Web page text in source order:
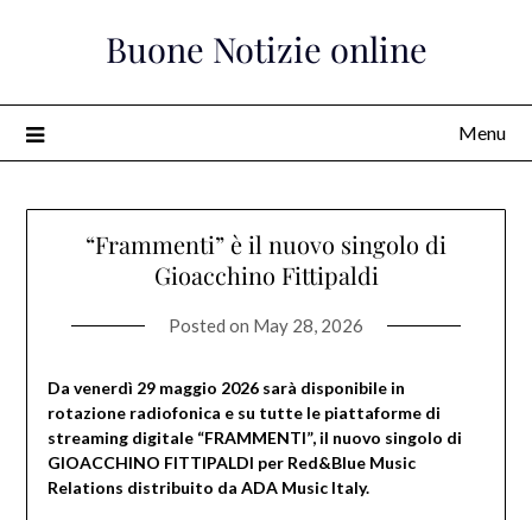
Buone Notizie online
Menu
“Frammenti” è il nuovo singolo di
Gioacchino Fittipaldi
Posted on May 28, 2026
Da venerdì 29 maggio 2026 sarà disponibile in
rotazione radiofonica e su tutte le piattaforme di
streaming digitale “FRAMMENTI”, il nuovo singolo di
GIOACCHINO FITTIPALDI per Red&Blue Music
Relations distribuito da ADA Music Italy.